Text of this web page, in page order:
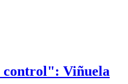
control": Viñuela